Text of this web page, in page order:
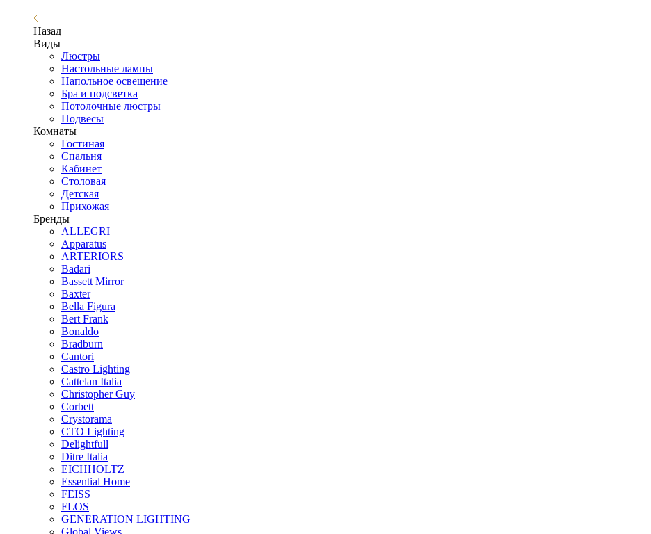
Назад
Виды
Люстры
Настольные лампы
Напольное освещение
Бра и подсветка
Потолочные люстры
Подвесы
Комнаты
Гостиная
Спальня
Кабинет
Столовая
Детская
Прихожая
Бренды
ALLEGRI
Apparatus
ARTERIORS
Badari
Bassett Mirror
Baxter
Bella Figura
Bert Frank
Bonaldo
Bradburn
Cantori
Castro Lighting
Cattelan Italia
Christopher Guy
Corbett
Crystorama
CTO Lighting
Delightfull
Ditre Italia
EICHHOLTZ
Essential Home
FEISS
FLOS
GENERATION LIGHTING
Global Views